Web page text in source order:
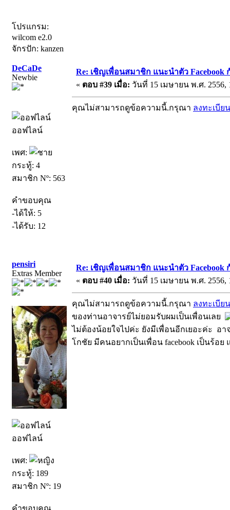
โปรแกรม:
wilcom e2.0
จักรปัก: kanzen
DeCaDe
Newbie
ออฟไลน์
เพศ:
กระทู้: 4
สมาชิก Nº: 563
คำขอบคุณ
-ได้ให้: 5
-ได้รับ: 12
Re: เชิญเพื่อนสมาชิก แนะนำตัว Facebook
« ตอบ #39 เมื่อ: วันที่ 15 เมษายน พ.ศ. 2556,
คุณไม่สามารถดูข้อความนี้.กรุณา ลงทะเบียน
pensiri
Extras Member
ออฟไลน์
เพศ:
กระทู้: 189
สมาชิก Nº: 19
คำขอบคุณ
Re: เชิญเพื่อนสมาชิก แนะนำตัว Facebook
« ตอบ #40 เมื่อ: วันที่ 15 เมษายน พ.ศ. 2556,
คุณไม่สามารถดูข้อความนี้.กรุณา ลงทะเบียน
ของท่านอาจารย์ไม่ยอมรับผมเป็นเพื่อนเลย
ไม่ต้องน้อยใจไปค่ะ ยังมีเพื่อนอีกเยอะค่ะ อา
โกชัย มีคนอยากเป็นเพื่อน facebook เป็นร้อย